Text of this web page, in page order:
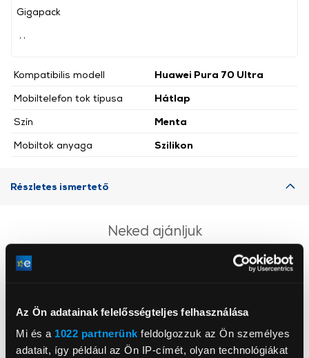
Az Ön adatainak felelősségteljes felhasználása
Mi és a 1022 partnerünk feldolgozzuk az Ön személyes
adatait, így például az Ön IP-címét, olyan technológiákat
Gigapack
Kompatibilis modell
Huawei Pura 70 Ultra
Mobiltelefon tok típusa
Hátlap
Szín
Menta
Mobiltok anyaga
Szilikon
Részletes ismertető
Neked ajánljuk